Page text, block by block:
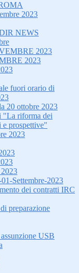
2023
NEWS
2023
2023
fuori orario di
20 ottobre 2023
"La riforma dei
e prospettive"
2023
Settembre-2023
dei contratti IRC
preparazione
USB